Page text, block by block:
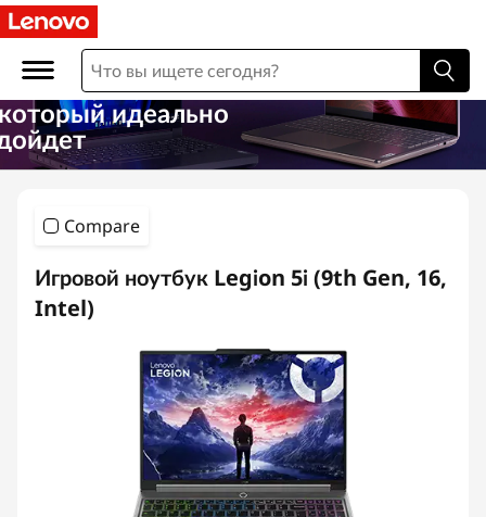
l
p
t
идеально
Compare
Игровой ноутбук Legion 5i (9th Gen, 16,
Intel)